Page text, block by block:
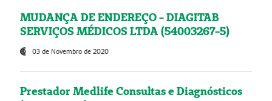
MUDANÇA DE ENDEREÇO - DIAGITAB
SERVIÇOS MÉDICOS LTDA (54003267-5)
03 de Novembro de 2020
Prestador Medlife Consultas e Diagnósticos